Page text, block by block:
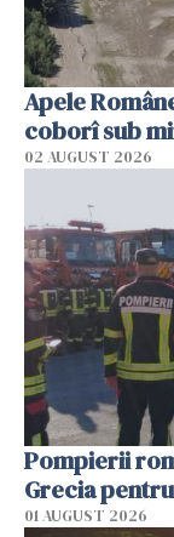
Apele
coborî sub
02 AUGUST 2026
Pompierii
Grecia
01 AUGUST 2026